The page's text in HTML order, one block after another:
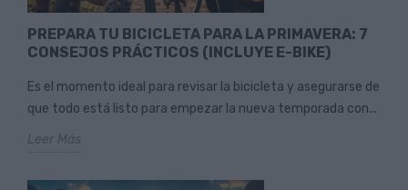
PREPARA TU BICICLETA PARA LA PRIMAVERA: 7
CONSEJOS PRÁCTICOS (INCLUYE E-BIKE)
Es el momento ideal para revisar la bicicleta y asegurarse de
que todo está listo para empezar la nueva temporada con...
Leer Más